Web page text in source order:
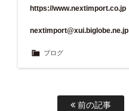
https://www.nextimport.co.jp
nextimport@xui.biglobe.ne.jp
ブログ
前の記事